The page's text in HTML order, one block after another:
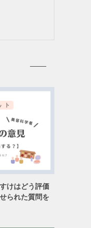
けはどう評価
られた質問を